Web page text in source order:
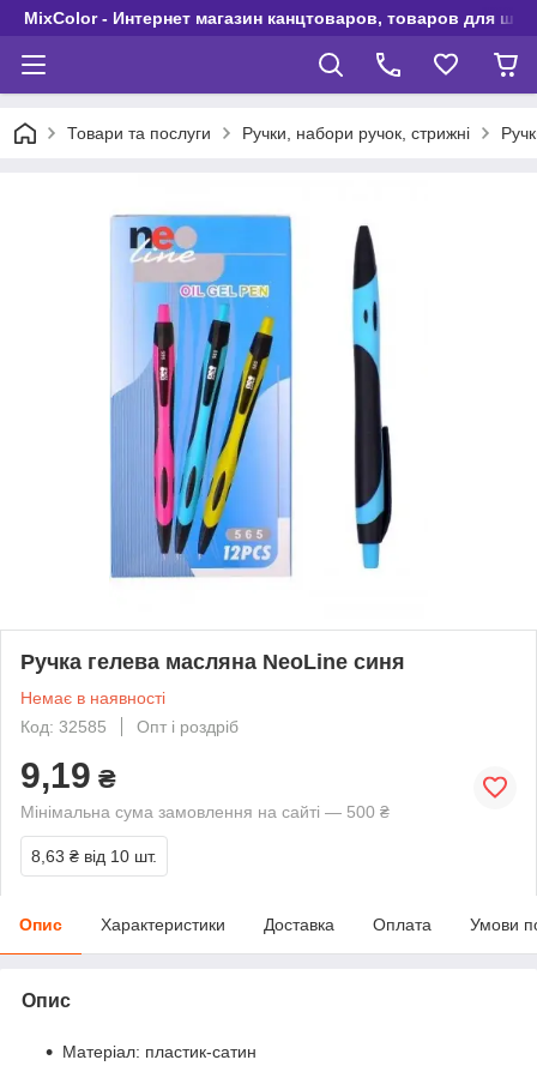
MixColor - Интернет магазин канцтоваров, товаров для
Товари та послуги Ручки, набори ручок, стрижні
Ручка гелева масляна NeoLine синя
Немає в наявності
Код: 32585
Опт і роздріб
9,19 ₴
Мінімальна сума замовлення на сайті — 500 ₴
8,63 ₴ від 10 шт.
Опис Характеристики Доставка Оплата Умови
Опис
Матеріал: пластик-сатин